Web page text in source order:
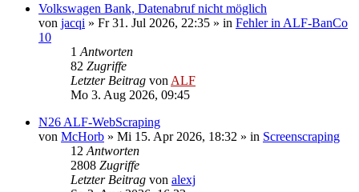
Volkswagen Bank, Datenabruf nicht möglich
von jacqi » Fr 31. Jul 2026, 22:35 » in Fehler in ALF-BanCo
10
1 Antworten
82 Zugriffe
Letzter Beitrag von ALF
Mo 3. Aug 2026, 09:45
N26 ALF-WebScraping
von McHorb » Mi 15. Apr 2026, 18:32 » in Screenscraping
12 Antworten
2808 Zugriffe
Letzter Beitrag von alexj